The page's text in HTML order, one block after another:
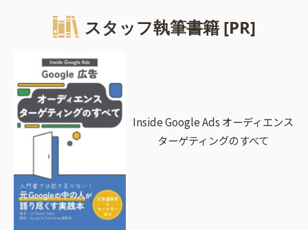
スタッフ執筆書籍 [PR]
Inside Google Ads オーディエンス
ターゲティングのすべて